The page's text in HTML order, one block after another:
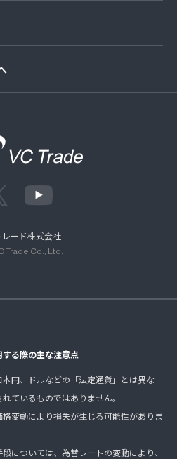
レード株式会社
Trade Co., Ltd.
る際の主な注意点
円、ドルなどの「法定通貨」とは異な
ているものではありません。
変動により損失が生じる可能性がありま
については、為替レートの変動により、